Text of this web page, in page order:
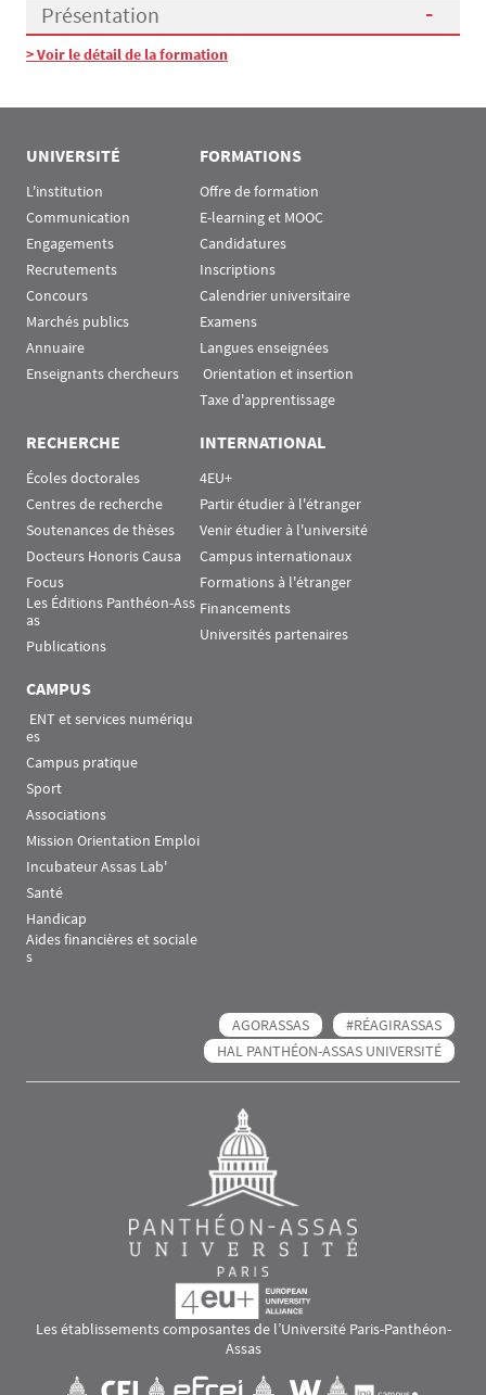
Présentation
Présentation
> Voir le détail de la formation
UNIVERSITÉ
L'institution
Communication
Engagements
Recrutements
Concours
Marchés publics
Annuaire
Enseignants chercheurs
FORMATIONS
Offre de formation
E-learning et MOOC
Candidatures
Inscriptions
Calendrier universitaire
Examens
Langues enseignées
Orientation et insertion
Taxe d'apprentissage
RECHERCHE
Écoles doctorales
Centres de recherche
Soutenances de thèses
Docteurs Honoris Causa
Focus
Les Éditions Panthéon-Ass
as
Publications
INTERNATIONAL
4EU+
Partir étudier à l'étranger
Venir étudier à l'université
Campus internationaux
Formations à l'étranger
Financements
Universités partenaires
CAMPUS
es
Campus pratique
Sport
Associations
Mission Orientation Emploi
Incubateur Assas Lab'
Santé
Handicap
Aides financières et sociale
s
AGORASSAS
#RÉAGIRASSAS
HAL PANTHÉON-ASSAS UNIVERSITÉ
Les établissements composantes de l’Université Paris-Panthéon-
Assas
Visuel svgVisuel svg Visuel svgVisuel svg